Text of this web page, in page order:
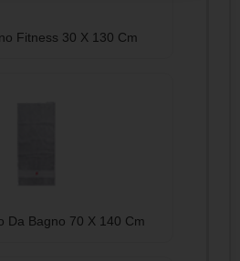
Fitness 30 X 130 Cm
Da Bagno 70 X 140 Cm